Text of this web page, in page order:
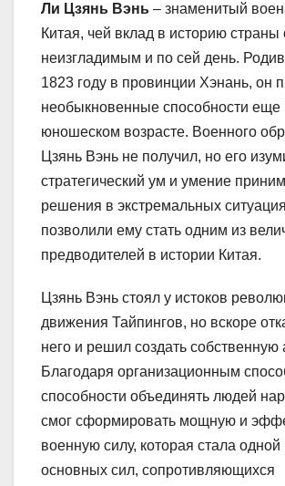
Ли Цзянь Вэнь – знаменитый
Китая, чей вклад в историю страны
неизгладимым и по сей день.
1823 году в провинции Хэнань, он
необыкновенные способности еще
юношеском возрасте. Военного
Цзянь Вэнь не получил, но его
стратегический ум и умение
решения в экстремальных
позволили ему стать одним из
предводителей в истории Китая.
Цзянь Вэнь стоял у истоков
движения Тайпингов, но вскоре
него и решил создать
Благодаря организационным
способности объединять людей
смог сформировать мощную и
военную силу, которая стала одной
основных сил, сопротивляющихся